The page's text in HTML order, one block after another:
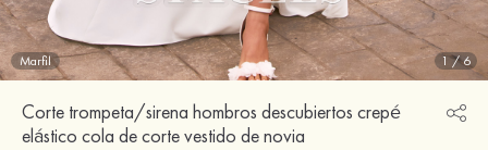
Marfil 1 /6
Corte trompeta/sirena hombros descubiertos crepé
elástico cola de corte vestido de novia